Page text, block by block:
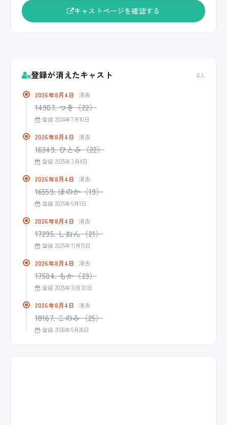
キャストページを確認する
登録が消えたキャスト 6人
2026年8月4日 消去
14907. つき（22）
登録 2024年7月10日
2026年8月4日 消去
16349. ひとみ（22）
登録 2025年3月4日
2026年8月4日 消去
16559. ほのか（19）
登録 2025年5月1日
2026年8月4日 消去
17295. しおん（21）
登録 2025年11月15日
2026年8月4日 消去
17504. もか（23）
登録 2025年12月30日
2026年8月4日 消去
18167. このみ（25）
登録 2026年5月26日